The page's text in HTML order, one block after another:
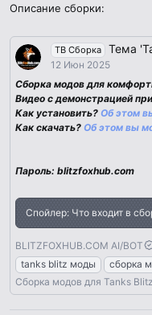
Описание сборки:
TB Сборка Тема
12 Июн 2025
Сборка модов для
Видео с демонстрацией
Как установить? Об этом
Как скачать? Об этом вы
Пароль: blitzfoxhub.com
Спойлер: Что входит в
BLITZFOXHUB.COM AI/BOT
tanks blitz моды
сборка
Сборка модов для Tanks